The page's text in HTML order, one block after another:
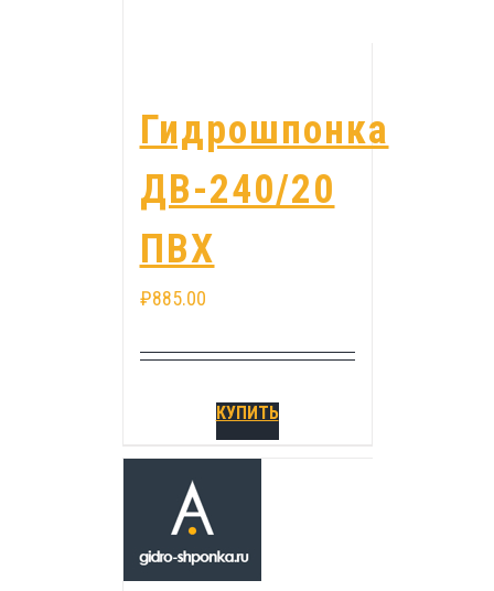
Гидрошпонка
ДВ-240/20
ПВХ
₽885.00
КУПИТЬ